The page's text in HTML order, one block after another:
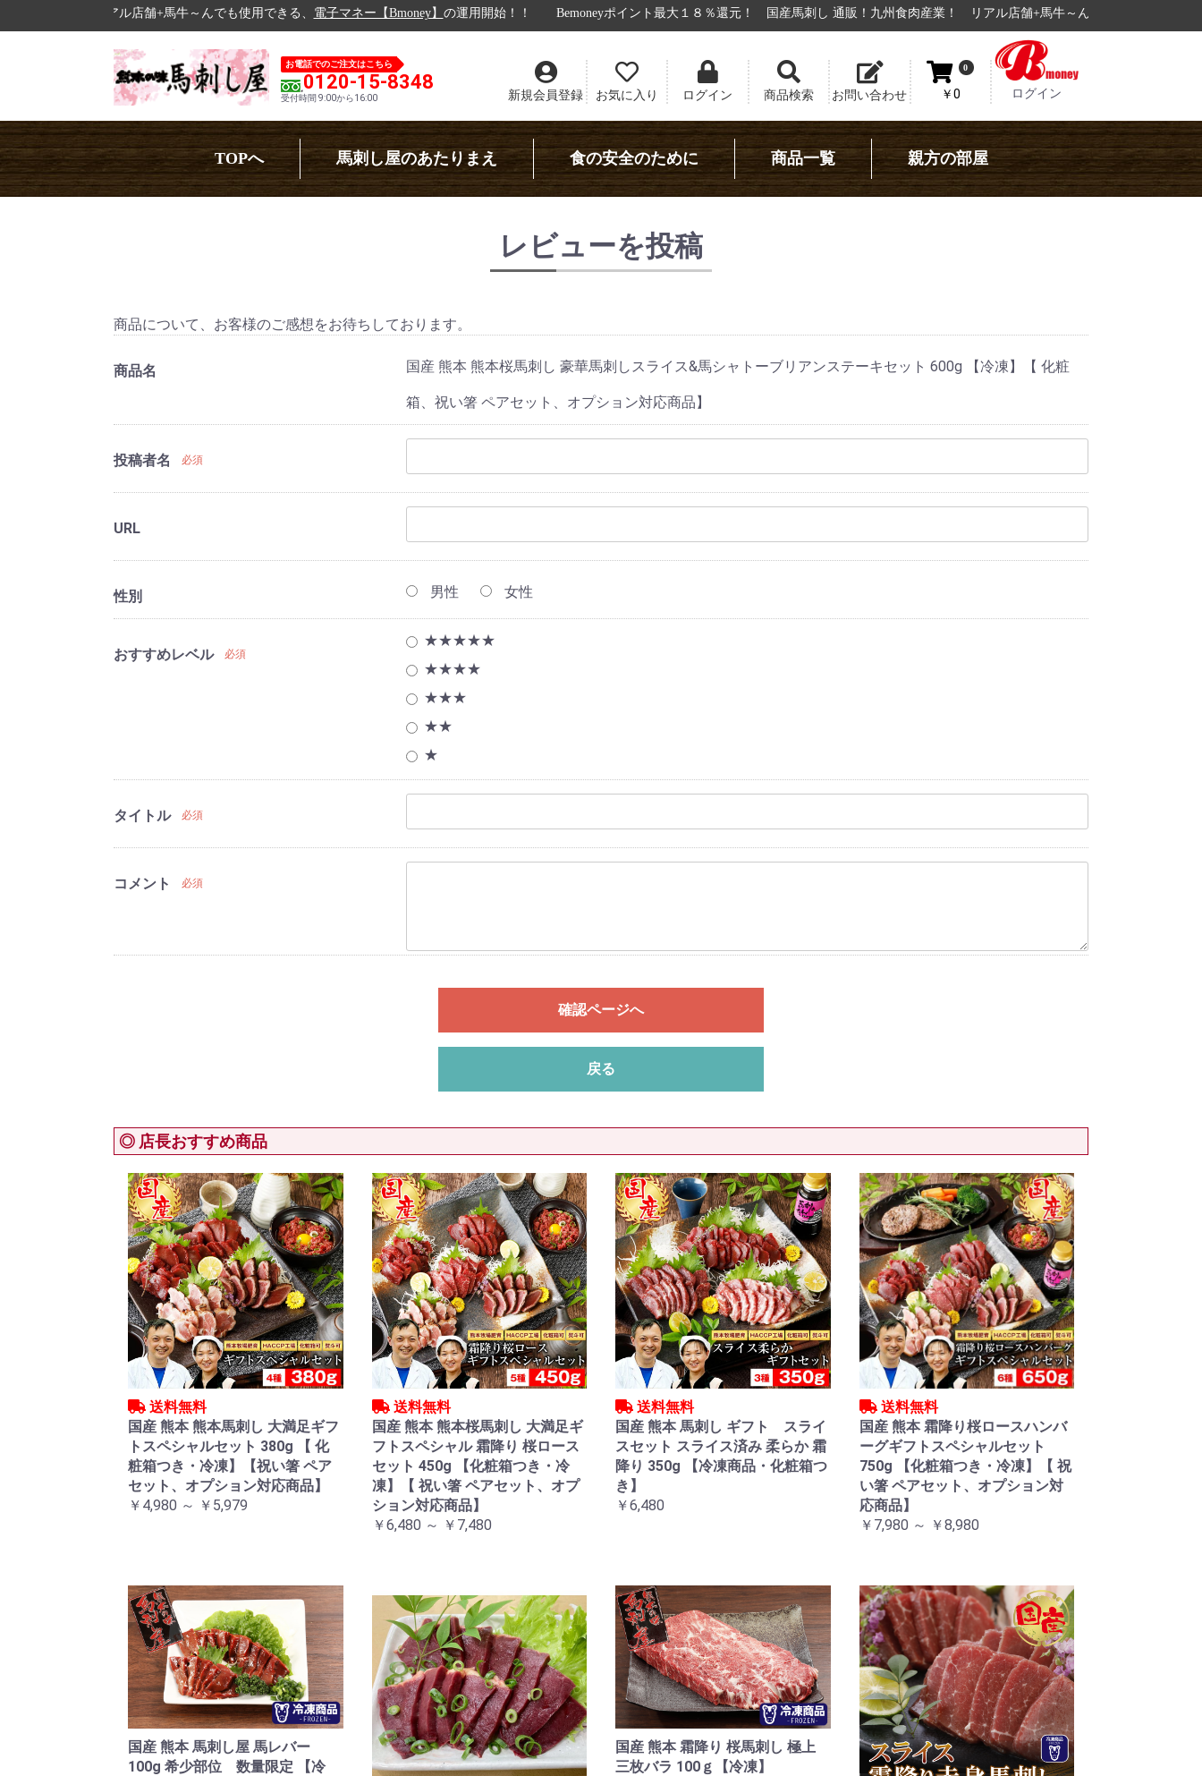
アル店舗+馬牛～んでも使用できる、電子マネー【Bmoney】の運用開始！！ Bemoneyポイント最大１８％還元！ 国産馬刺し 通販！九州食肉産業！ リアル店舗+馬牛～んでも使用できる、
お電話でのご注文はこちら
0120-15-8348
受付時間 9:00から16:00 新規会員登録 お気に入り ログイン 商品検索 お問い合わせ
0
￥0 ログイン
TOPへ 馬刺し屋のあたりまえ 食の安全のために 商品一覧 親方の部屋
レビューを投稿
商品について、お客様のご感想をお待ちしております。
商品名 国産 熊本 熊本桜馬刺し 豪華馬刺しスライス&馬シャトーブリアンステーキセット 600g 【冷凍】【 化粧
箱、祝い箸 ペアセット、オプション対応商品】
投稿者名 必須
URL
性別 男性 女性
おすすめレベル 必須
★★★★★
★★★★
★★★
★★
★
タイトル 必須
コメント 必須
確認ページへ
戻る
◎ 店長おすすめ商品
送料無料
国産 熊本 熊本馬刺し 大満足ギフ
トスペシャルセット 380g 【 化
粧箱つき・冷凍】【祝い箸 ペア
セット、オプション対応商品】
￥4,980 ～ ￥5,979
送料無料
国産 熊本 熊本桜馬刺し 大満足ギ
フトスペシャル 霜降り 桜ロース
セット 450g 【化粧箱つき・冷
凍】【 祝い箸 ペアセット、オプ
ション対応商品】
￥6,480 ～ ￥7,480
送料無料
国産 熊本 馬刺し ギフト スライ
スセット スライス済み 柔らか 霜
降り 350g 【冷凍商品・化粧箱つ
き】
￥6,480
送料無料
国産 熊本 霜降り桜ロースハンバ
ーグギフトスペシャルセット
750g 【化粧箱つき・冷凍】【 祝
い箸 ペアセット、オプション対
応商品】
￥7,980 ～ ￥8,980
国産 熊本 馬刺し屋 馬レバー
100g 希少部位 数量限定 【冷
国産 熊本 霜降り 桜馬刺し 極上
三枚バラ 100ｇ【冷凍】